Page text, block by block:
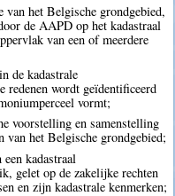
van het Belgische grondgebied,
de AAPD op het kadastraal
van een of meerdere
de kadastrale
redenen wordt geïdentificeerd
vormt;
voorstelling en samenstelling
van het Belgische grondgebied;
kadastraal
gelet op de zakelijke rechten
en zijn kadastrale kenmerken;